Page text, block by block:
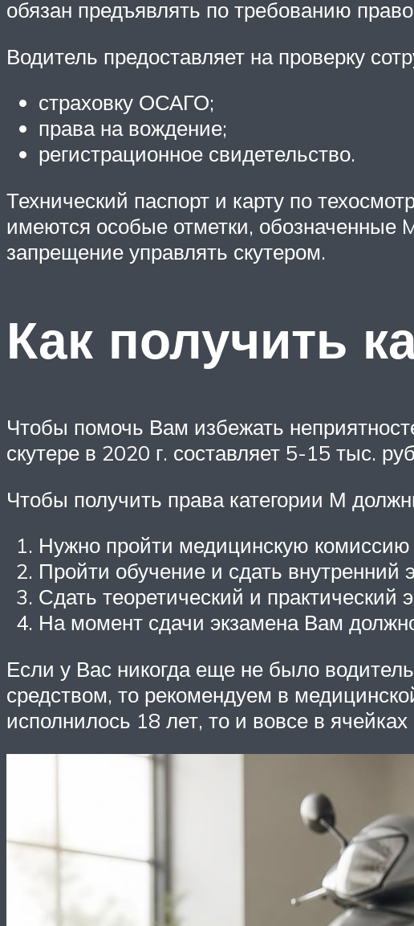
обязан предъявлять по требованию
Водитель предоставляет на проверку
страховку ОСАГО;
права на вождение;
регистрационное свидетельство.
Технический паспорт и карту по
имеются особые отметки, обозначенные
запрещение управлять скутером.
Как получить
Чтобы помочь Вам избежать
скутере в 2020 г. составляет 5-15 тыс.
Чтобы получить права категории М
Нужно пройти медицинскую комиссию
Пройти обучение и сдать внутренний
Сдать теоретический и
На момент сдачи экзамена Вам
Если у Вас никогда еще не было
средством, то рекомендуем в
исполнилось 18 лет, то и вовсе в